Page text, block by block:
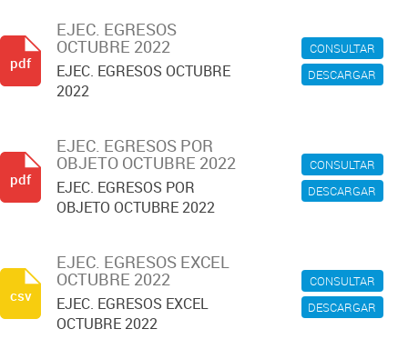
CONSULTAR
DESCARGAR
EJEC. EGRESOS
OCTUBRE 2022
EJEC. EGRESOS OCTUBRE
2022
pdf
CONSULTAR
DESCARGAR
EJEC. EGRESOS POR
OBJETO OCTUBRE 2022
EJEC. EGRESOS POR
OBJETO OCTUBRE 2022
pdf
CONSULTAR
DESCARGAR
EJEC. EGRESOS EXCEL
OCTUBRE 2022
EJEC. EGRESOS EXCEL
OCTUBRE 2022
csv